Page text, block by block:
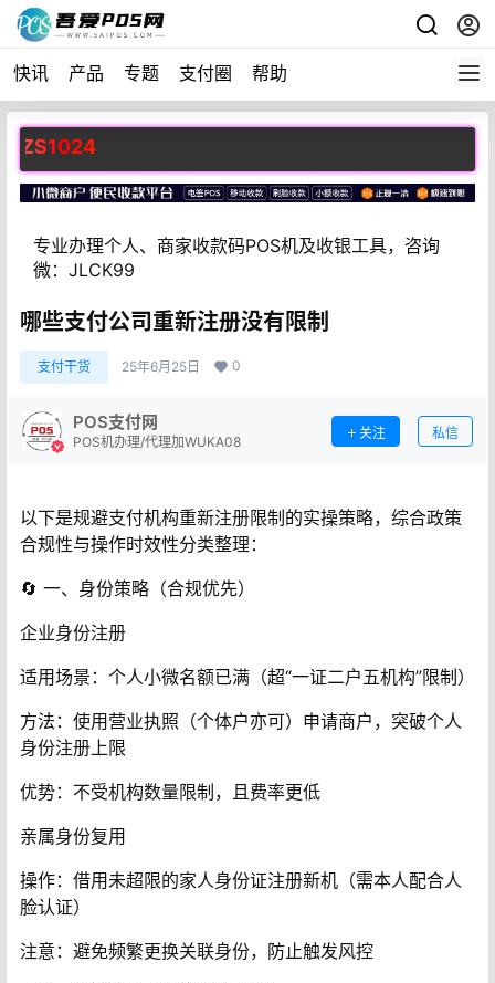
快讯 产品 专题 支付圈 帮助
专业办理个人、商家收款码POS机及收银工具，咨询
微：JLCK99
哪些支付公司重新注册没有限制
支付干货 25年6月25日 0
POS支付网
POS机办理/代理加WUKA08
关注 私信
以下是规避支付机构重新注册限制的实操策略，综合政策
合规性与操作时效性分类整理：
🔄 ‌一、身份策略（合规优先）‌
企业身份注册‌
适用场景‌：个人小微名额已满（超“一证二户五机构”限制）
方法‌：使用营业执照（个体户亦可）申请商户，突破个人
身份注册上限
优势‌：不受机构数量限制，且费率更低
亲属身份复用‌
操作‌：借用未超限的家人身份证注册新机（需本人配合人
脸认证）
注意‌：避免频繁更换关联身份，防止触发风控